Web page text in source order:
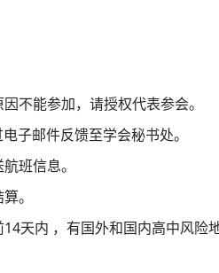
不能参加，请授权代表参会。
子邮件反馈至学会秘书处。
班信息。
。
天内 ，有国外和国内高中风险